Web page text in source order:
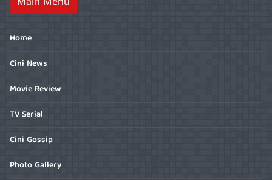
Main Menu
Home
Cini News
Movie Review
TV Serial
Cini Gossip
Photo Gallery